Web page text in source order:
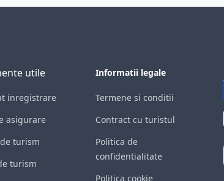
utile
inregistrare
asigurare
turism
turism
Informatii legale
Termene si conditii
Contract cu turistul
Politica de
confidentialitate
Politica cookie